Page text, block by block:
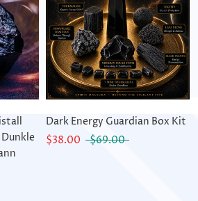
Dark Energy Guardian Box Kit
$38.00
$69.00